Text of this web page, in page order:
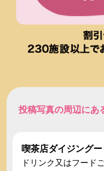
投稿写真の周辺にあ
喫茶店ダイジング
ドリンク又はフード